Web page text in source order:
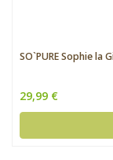
SO`PURE Sophie la
29,99 €